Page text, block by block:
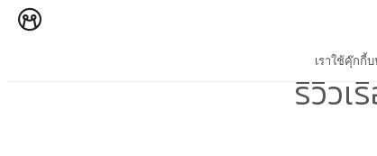
เราใช้คุ๊กกี้
รีวิวเ